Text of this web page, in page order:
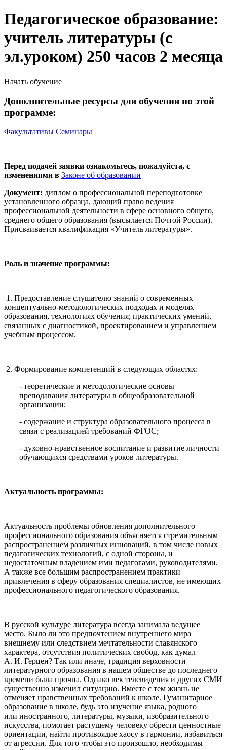
Педагогическое образование:
учитель литературы (с
эл.уроком) 250 часов 2 месяца
Начать обучение
Дополнительные ресурсы для обучения по этой
программе:
Факультативы Семинары
Перед подачей заявки ознакомьтесь, пожалуйста, с
изменениями в Законе об образовании
Документ: диплом о профессиональной переподготовке
установленного образца, дающий право ведения
профессиональной деятельности в сфере основного общего,
среднего общего образования (высылается Почтой России).
Присваивается квалификация «Учитель литературы».
Роль и значение программы:
1. Предоставление слушателю знаний о современных
концептуально-методологических подходах и моделях
образования, технологиях обучения; практических умений,
связанных с диагностикой, проектированием и управлением
учебным процессом.
2. Формирование компетенций в следующих областях:
- теоретические и методологические основы
преподавания литературы в общеобразовательной
организации;
- содержание и структура образовательного процесса в
связи с реализацией требований ФГОС;
- духовно-нравственное воспитание и развитие личности
обучающихся средствами уроков литературы.
Актуальность программы:
Актуальность проблемы обновления дополнительного
профессионального образования объясняется стремительным
распространением различных инноваций, в том числе новых
педагогических технологий, с одной стороны, и
недостаточным владением ими педагогами, руководителями.
А также все большим распространением практики
привлечения в сферу образования специалистов, не имеющих
профессионального педагогического образования.
В русской культуре литература всегда занимала ведущее
место. Было ли это предпочтением внутреннего мира
внешнему или следствием мечтательности славянского
характера, отсутствия политических свобод, как думал
А. И. Герцен? Так или иначе, традиция верховности
литературного образования в нашем обществе до последнего
времени была прочна. Однако век телевидения и других СМИ
существенно изменил ситуацию. Вместе с тем жизнь не
отменяет нравственных требований к школе. Гуманитарное
образование в школе, будь это изучение языка, родного
или иностранного, литературы, музыки, изобразительного
искусства, помогает растущему человеку обрести ценностные
ориентации, найти противоядие хаосу в гармонии, избавиться
от агрессии. Для того чтобы это произошло, необходимы